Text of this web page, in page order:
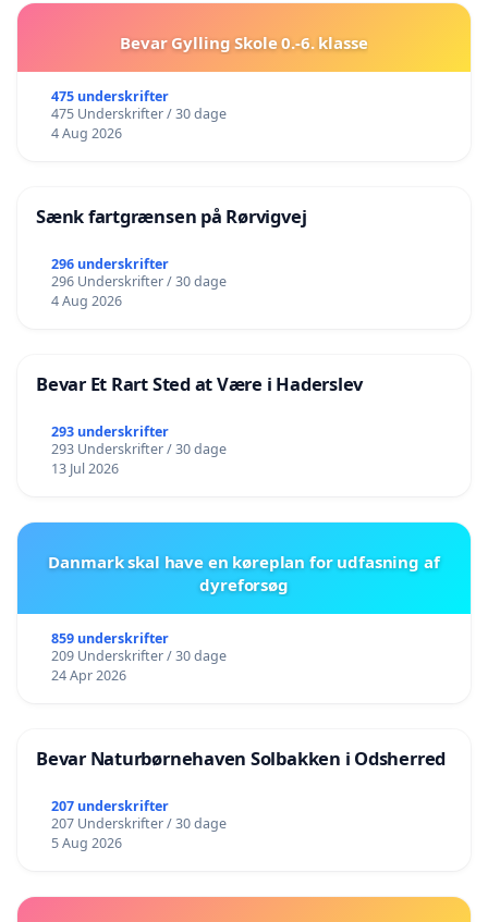
Bevar Gylling Skole 0.-6. klasse
475 underskrifter
475 Underskrifter / 30 dage
4 Aug 2026
Sænk fartgrænsen på Rørvigvej
296 underskrifter
296 Underskrifter / 30 dage
4 Aug 2026
Bevar Et Rart Sted at Være i Haderslev
293 underskrifter
293 Underskrifter / 30 dage
13 Jul 2026
Danmark skal have en køreplan for udfasning af
dyreforsøg
859 underskrifter
209 Underskrifter / 30 dage
24 Apr 2026
Bevar Naturbørnehaven Solbakken i Odsherred
207 underskrifter
207 Underskrifter / 30 dage
5 Aug 2026